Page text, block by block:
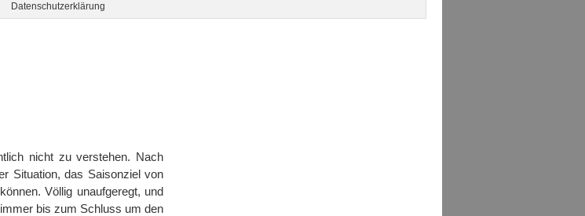
Datenschutzerklärung
nicht zu verstehen. Nach
Situation, das Saisonziel von
Völlig unaufgeregt, und
bis zum Schluss um den